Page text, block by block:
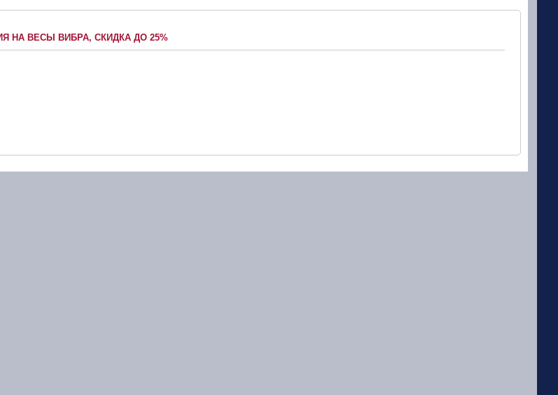
НА ВЕСЫ ВИБРА, СКИДКА ДО 25%